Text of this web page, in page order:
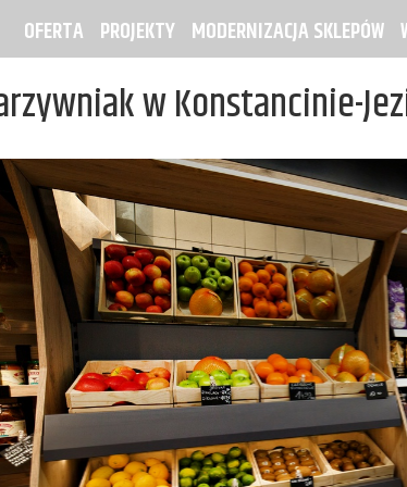
OFERTA PROJEKTY MODERNIZACJA SKLEPÓW
w Konstancinie-